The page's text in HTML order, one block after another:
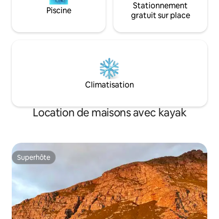
Piscine
Stationnement
gratuit sur place
Climatisation
Location de maisons avec kayak
Superhôte
Superhôte